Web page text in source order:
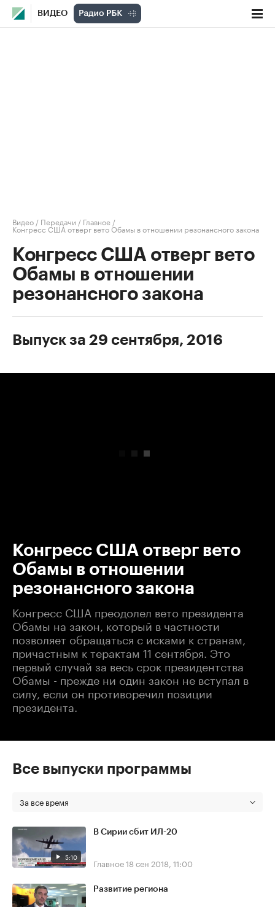
ВИДЕО
Видео / Передачи / Главное /
Конгресс США отверг вето Обамы в отношении резонансного закона
Конгресс США отверг вето
Обамы в отношении
резонансного закона
Выпуск за 29 сентября, 2016
Конгресс США отверг вето
Обамы в отношении
резонансного закона
Конгресс США преодолел вето президента
Обамы на закон, который в частности
позволяет обращаться с исками к странам,
причастным к терактам 11 сентября. Это
первый случай за весь срок президентства
Обамы - прежде ни один закон не вступал в
силу, если он противоречил позиции
президента.
Все выпуски программы
За все время
5:10
В Сирии сбит ИЛ-20
Главное18 сен 2018, 11:00
Развитие региона